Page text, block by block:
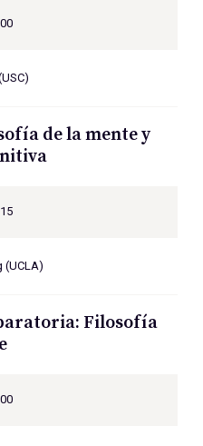
de la mente y
(UCLA)
Filosofía